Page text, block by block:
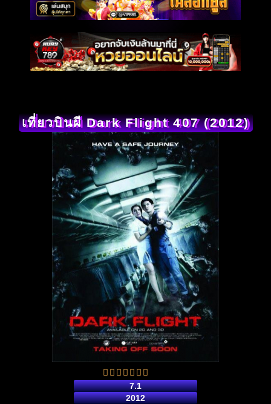
เที่ยวบินผี Dark Flight 407 (2012)
7.1
2012